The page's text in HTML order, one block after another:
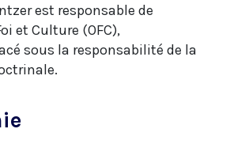
est responsable de
et Culture (OFC),
sous la responsabilité de la